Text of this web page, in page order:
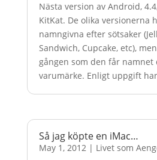
Nästa version av Android,
KitKat. De olika versionerna
namngivna efter sötsaker
Sandwich, Cupcake, etc),
gången som den får
varumärke. Enligt uppgift
Så jag köpte en iMac…
May 1, 2012| Livet som